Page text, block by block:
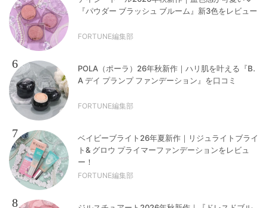
『パウダー ブラッシュ ブルーム』新3色をレビュー
FORTUNE編集部
6
POLA（ポーラ）26年秋新作｜ハリ肌を叶える『B.
A デイ プランプ ファンデーション』を口コミ
FORTUNE編集部
7
ベイビーブライト26年夏新作｜リジュライトブライ
ト& グロウ プライマーファンデーションをレビュ
ー！
FORTUNE編集部
8